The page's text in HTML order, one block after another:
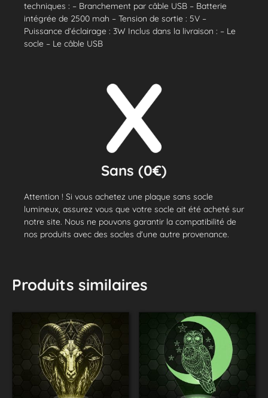
techniques : – Branchement par câble USB – Batterie
intégrée de 2500 mah – Tension de sortie : 5V –
Puissance d’éclairage : 3W Inclus dans la livraison : – Le
socle – Le câble USB
Sans (0€)
Attention ! Si vous achetez une plaque sans socle
lumineux, assurez vous que votre socle ait été acheté sur
notre site. Nous ne pouvons garantir la compatibilité de
nos produits avec des socles d'une autre provenance.
Produits similaires